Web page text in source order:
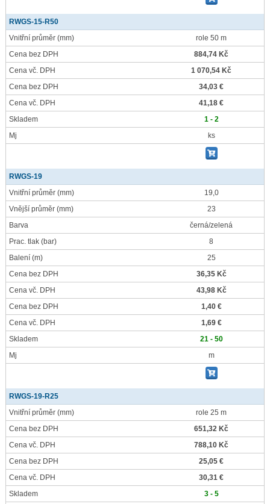
RWGS-15-R50
Vnitřní průměr (mm)
role 50 m
Cena bez DPH
884,74 Kč
Cena vč. DPH
1 070,54 Kč
Cena bez DPH
34,03 €
Cena vč. DPH
41,18 €
Skladem
1 - 2
Mj
ks
RWGS-19
Vnitřní průměr (mm)
19,0
Vnější průměr (mm)
23
Barva
černá/zelená
Prac. tlak (bar)
8
Balení (m)
25
Cena bez DPH
36,35 Kč
Cena vč. DPH
43,98 Kč
Cena bez DPH
1,40 €
Cena vč. DPH
1,69 €
Skladem
21 - 50
Mj
m
RWGS-19-R25
Vnitřní průměr (mm)
role 25 m
Cena bez DPH
651,32 Kč
Cena vč. DPH
788,10 Kč
Cena bez DPH
25,05 €
Cena vč. DPH
30,31 €
Skladem
3 - 5